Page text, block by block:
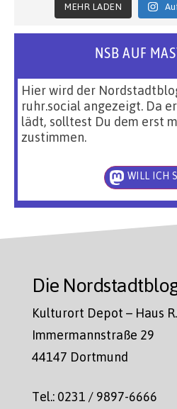
MEHR LADEN
NSB AUF
Hier wird der
ruhr.social angezeigt. Da
lädt, solltest Du dem erst
zustimmen.
WILL ICH
Die
Kulturort Depot – Haus
Immermannstraße 29
44147 Dortmund
Tel.: 0231 / 9897-6666